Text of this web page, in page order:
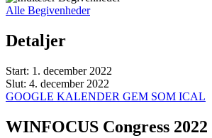
Alle Begivenheder
Detaljer
Start: 1. december 2022
Slut: 4. december 2022
GOOGLE KALENDER GEM SOM ICAL
WINFOCUS Congress 2022